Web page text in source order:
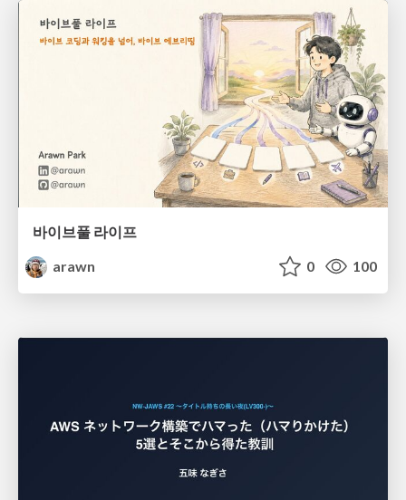
바이브풀 라이프
arawn
0 100